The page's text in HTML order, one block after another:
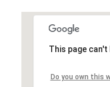
This page
Do you own this